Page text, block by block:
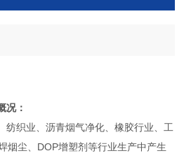
况：
纺织业、沥青烟气净化、橡胶行业、工
烟尘、DOP增塑剂等行业生产中产生